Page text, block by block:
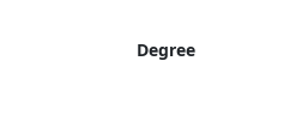
Degree